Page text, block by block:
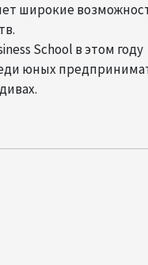
широкие
School в этом году
юных